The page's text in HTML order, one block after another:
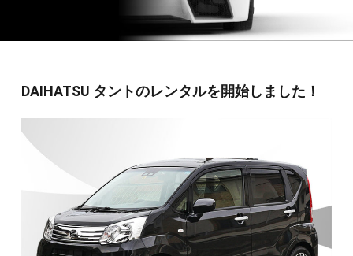
DAIHATSU タントのレンタルを開始しました！